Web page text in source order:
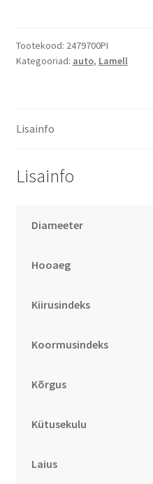
Tootekood: 2479700PI
Kategooriad: auto, Lamell
Lisainfo
Lisainfo
Diameeter
Hooaeg
Kiirusindeks
Koormusindeks
Kõrgus
Kütusekulu
Laius